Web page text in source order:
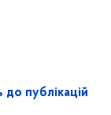
до публікацій